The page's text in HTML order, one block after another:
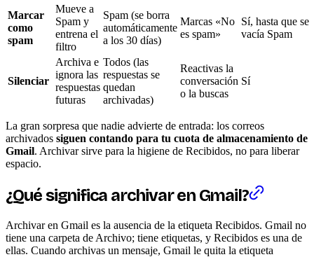
Marcar
como
spam
Mueve a
Spam y
entrena el
filtro
Spam (se borra
automáticamente
a los 30 días)
Marcas «No
es spam»
Sí, hasta que se
vacía Spam
Silenciar
Archiva e
ignora las
respuestas
futuras
Todos (las
respuestas se
quedan
archivadas)
Reactivas la
conversación
o la buscas
Sí
La gran sorpresa que nadie advierte de entrada: los correos
archivados siguen contando para tu cuota de almacenamiento de
Gmail. Archivar sirve para la higiene de Recibidos, no para liberar
espacio.
¿Qué significa archivar en Gmail?
Archivar en Gmail es la ausencia de la etiqueta Recibidos. Gmail no
tiene una carpeta de Archivo; tiene etiquetas, y Recibidos es una de
ellas. Cuando archivas un mensaje, Gmail le quita la etiqueta